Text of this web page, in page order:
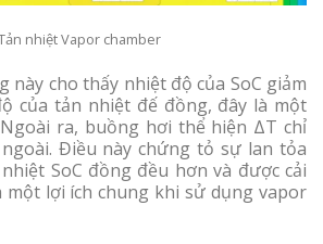
nhiệt Vapor chamber
này cho thấy nhiệt độ của SoC giảm
của tản nhiệt đế đồng, đây là một
ra, buồng hơi thể hiện ΔT chỉ
Điều này chứng tỏ sự lan tỏa
SoC đồng đều hơn và được cải
một lợi ích chung khi sử dụng vapor